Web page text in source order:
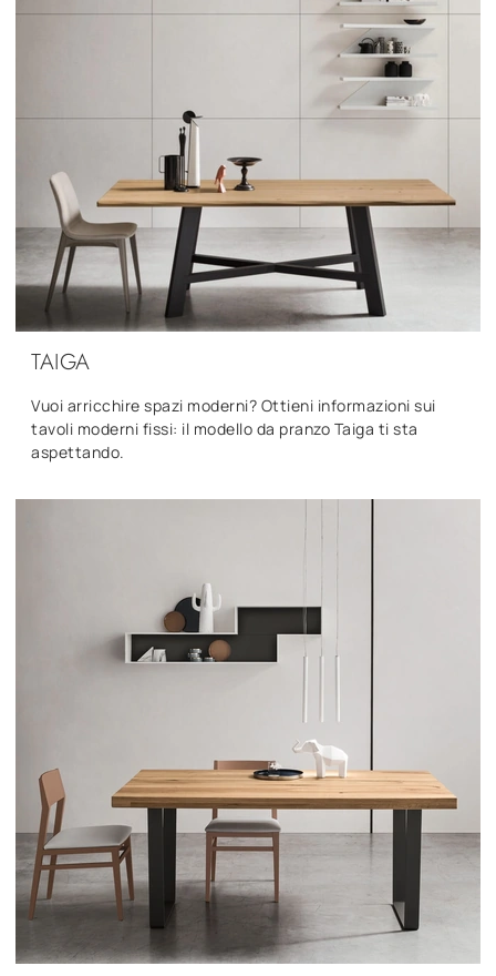
TAIGA
Vuoi arricchire spazi moderni? Ottieni informazioni sui
tavoli moderni fissi: il modello da pranzo Taiga ti sta
aspettando.